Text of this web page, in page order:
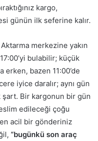
kargo,
günün ilk seferine kalır.
merkezine yakın
bulabilir; küçük
bazen 11:00’de
iyice daralır; aynı gün
şart. Bir kargonun bir gün
edileceği çoğu
acil bir gönderiniz
“bugünkü son araç